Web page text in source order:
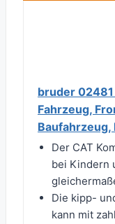
bruder
Fahrzeug,
Baufahrzeug,
Der CAT
bei Kindern
Die kipp-
kann mit